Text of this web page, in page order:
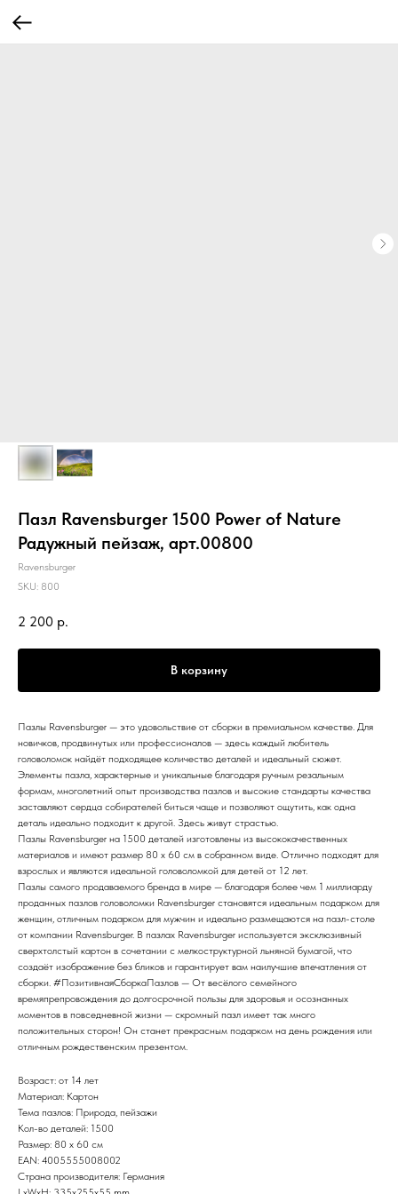
Пазл Ravensburger 1500 Power of Nature
Радужный пейзаж, арт.00800
Ravensburger
SKU: 800
2 200 р.
В корзину
Пазлы Ravensburger — это удовольствие от сборки в премиальном качестве. Для
новичков, продвинутых или профессионалов — здесь каждый любитель
головоломок найдёт подходящее количество деталей и идеальный сюжет.
Элементы пазла, характерные и уникальные благодаря ручным резальным
формам, многолетний опыт производства пазлов и высокие стандарты качества
заставляют сердца собирателей биться чаще и позволяют ощутить, как одна
деталь идеально подходит к другой. Здесь живут страстью.
Пазлы Ravensburger на 1500 деталей изготовлены из высококачественных
материалов и имеют размер 80 x 60 см в собранном виде. Отлично подходят для
взрослых и являются идеальной головоломкой для детей от 12 лет.
Пазлы самого продаваемого бренда в мире — благодаря более чем 1 миллиарду
проданных пазлов головоломки Ravensburger становятся идеальным подарком для
женщин, отличным подарком для мужчин и идеально размещаются на пазл-столе
от компании Ravensburger. В пазлах Ravensburger используется эксклюзивный
сверхтолстый картон в сочетании с мелкоструктурной льняной бумагой, что
создаёт изображение без бликов и гарантирует вам наилучшие впечатления от
сборки. #ПозитивнаяСборкаПазлов — От весёлого семейного
времяпрепровождения до долгосрочной пользы для здоровья и осознанных
моментов в повседневной жизни — скромный пазл имеет так много
положительных сторон! Он станет прекрасным подарком на день рождения или
отличным рождественским презентом.
Возраст: от 14 лет
Материал: Картон
Тема пазлов: Природа, пейзажи
Кол-во деталей: 1500
Размер: 80 x 60 см
EAN: 4005555008002
Страна производителя: Германия